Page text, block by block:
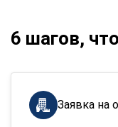
6 шагов,
Заявка на